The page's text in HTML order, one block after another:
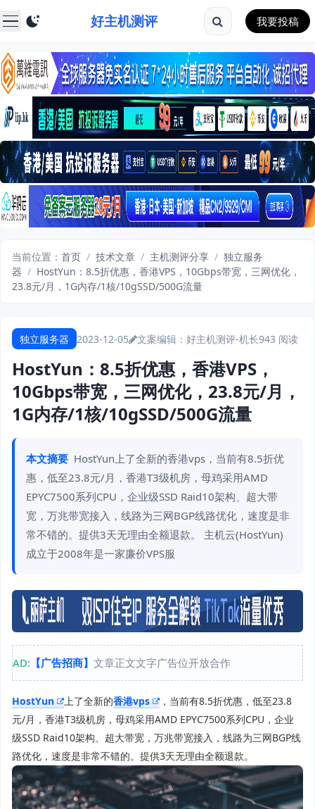
好主机测评 我要投稿
当前位置： 首页 / 技术文章 / 主机测评分享 / 独立服务
器 / HostYun：8.5折优惠，香港VPS，10Gbps带宽，三网优化，
23.8元/月，1G内存/1核/10gSSD/500G流量
独立服务器 2023-12-05 文案编辑：好主机测评-机长943 阅读
HostYun：8.5折优惠，香港VPS，
10Gbps带宽，三网优化，23.8元/月，
1G内存/1核/10gSSD/500G流量
本文摘要 HostYun上了全新的香港vps，当前有8.5折优
惠，低至23.8元/月，香港T3级机房，母鸡采用AMD
EPYC7500系列CPU，企业级SSD Raid10架构、超大带
宽，万兆带宽接入，线路为三网BGP线路优化，速度是非
常不错的。提供3天无理由全额退款。 主机云(HostYun)
成立于2008年是一家廉价VPS服
AD: 【广告招商】 文章正文文字广告位开放合作
HostYun 上了全新的香港vps
，当前有8.5折优惠，低至23.8
元/月，香港T3级机房，母鸡采用AMD EPYC7500系列CPU，企业
级SSD Raid10架构、超大带宽，万兆带宽接入，线路为三网BGP线
路优化，速度是非常不错的。提供3天无理由全额退款。